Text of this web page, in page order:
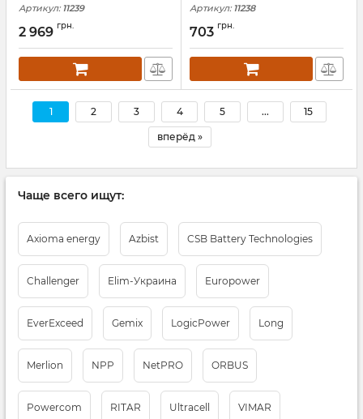
Артикул: 11239
2 969 грн.
Артикул: 11238
703 грн.
1 2 3 4 5 ... 15
вперёд »
Чаще всего ищут:
Axioma energy Azbist CSB Battery Technologies
Challenger Elim-Украина Europower
EverExceed Gemix LogicPower Long
Merlion NPP NetPRO ORBUS
Powercom RITAR Ultracell VIMAR